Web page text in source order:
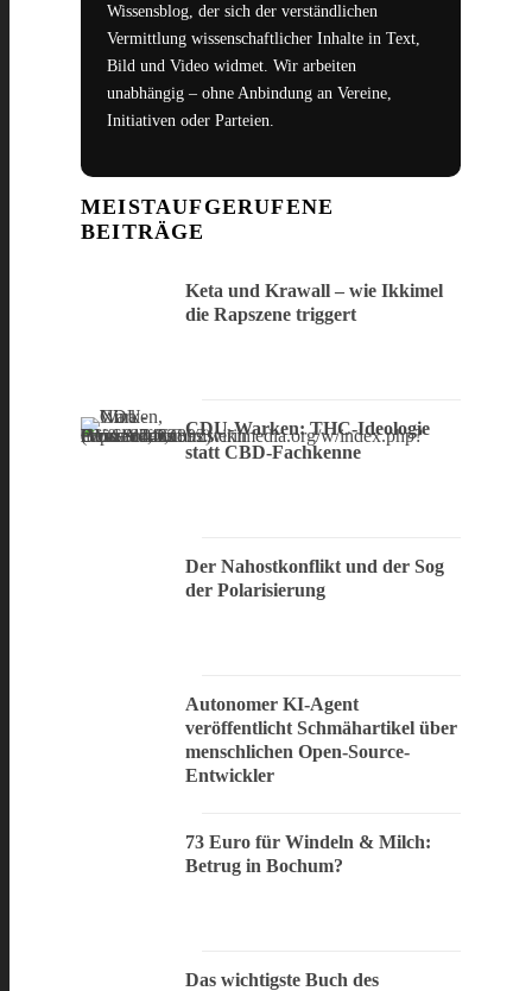
Wissensblog, der sich der verständlichen
Vermittlung wissenschaftlicher Inhalte in Text,
Bild und Video widmet. Wir arbeiten
unabhängig – ohne Anbindung an Vereine,
Initiativen oder Parteien.
MEISTAUFGERUFENE
BEITRÄGE
Keta und Krawall – wie Ikkimel
die Rapszene triggert
CDU-Warken: THC-Ideologie
statt CBD-Fachkenne
Der Nahostkonflikt und der Sog
der Polarisierung
Autonomer KI-Agent
veröffentlicht Schmähartikel über
menschlichen Open-Source-
Entwickler
73 Euro für Windeln & Milch:
Betrug in Bochum?
Das wichtigste Buch des